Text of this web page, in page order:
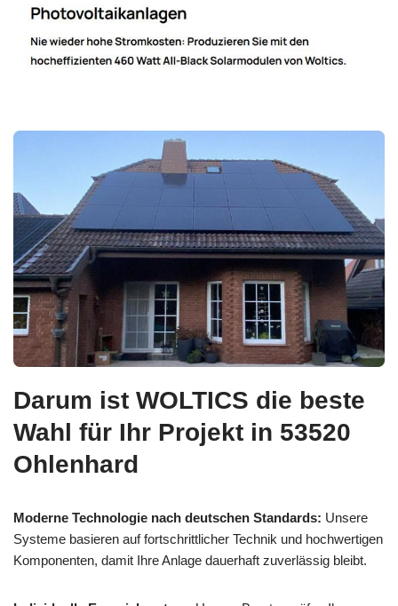
Darum ist WOLTICS die beste
Wahl für Ihr Projekt in 53520
Ohlenhard
Moderne Technologie nach deutschen Standards: Unsere
Systeme basieren auf fortschrittlicher Technik und hochwertigen
Komponenten, damit Ihre Anlage dauerhaft zuverlässig bleibt.